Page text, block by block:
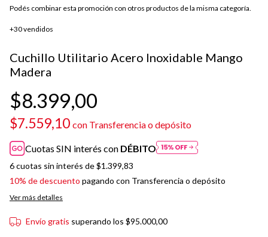
Podés combinar esta promoción con otros productos de la misma categoría.
+30 vendidos
Cuchillo Utilitario Acero Inoxidable Mango
Madera
$8.399,00
$7.559,10 con Transferencia o depósito
Cuotas SIN interés con DÉBITO
6cuotas sin interés de$1.399,83
10% de descuento pagando con Transferencia o depósito
Ver más detalles
Envío gratis superando los $95.000,00